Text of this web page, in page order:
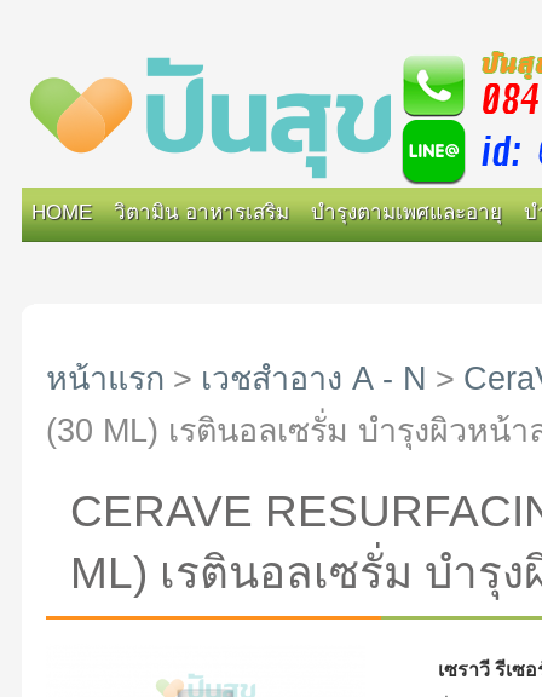
HOME วิตามิน อาหารเสริม บำรุงตามเพศและอายุ บ
หน้าแรก > เวชสำอาง A - N >
(30 ML) เรตินอลเซรั่ม บำรุงผิวหน้
CERAVE
ML) เรตินอลเซรั่ม บำรุ
เซราวี รีเซ